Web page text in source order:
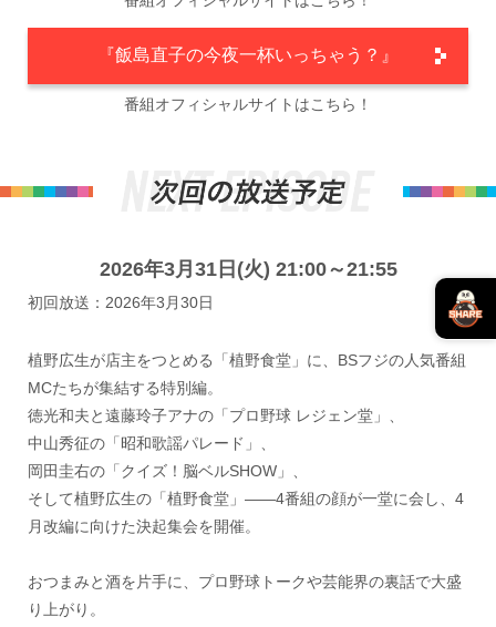
『飯島直子の今夜一杯いっちゃう？』
番組オフィシャルサイトはこちら！
2026年3月31日(火) 21:00～21:55
初回放送：2026年3月30日
植野広生が店主をつとめる「植野食堂」に、BSフジの人気番組
MCたちが集結する特別編。
徳光和夫と遠藤玲子アナの「プロ野球 レジェン堂」、
中山秀征の「昭和歌謡パレード」、
岡田圭右の「クイズ！脳ベルSHOW」、
そして植野広生の「植野食堂」――4番組の顔が一堂に会し、4
月改編に向けた決起集会を開催。
おつまみと酒を片手に、プロ野球トークや芸能界の裏話で大盛
り上がり。